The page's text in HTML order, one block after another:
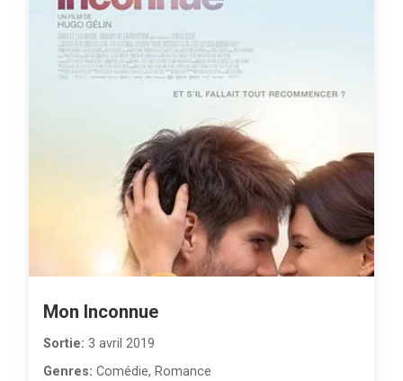
Mon Inconnue
Sortie: 3 avril 2019
Genres: Comédie, Romance